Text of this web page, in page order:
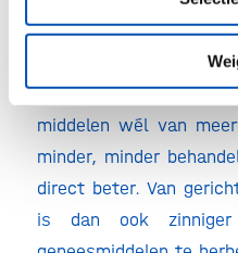
een flinke stap
zorgsysteem
praktijkdata kunnen
middelen wél van
minder, minder
direct beter. Van
is dan ook